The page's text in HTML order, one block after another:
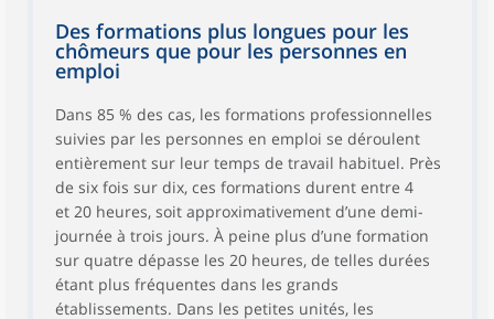
Des formations plus longues pour les
chômeurs que pour les personnes en
emploi
Dans 85 % des cas, les formations professionnelles
suivies par les personnes en emploi se déroulent
entièrement sur leur temps de travail habituel. Près
de six fois sur dix, ces formations durent entre 4
et 20 heures, soit approximativement d’une demi-
journée à trois jours. À peine plus d’une formation
sur quatre dépasse les 20 heures, de telles durées
étant plus fréquentes dans les grands
établissements. Dans les petites unités, les